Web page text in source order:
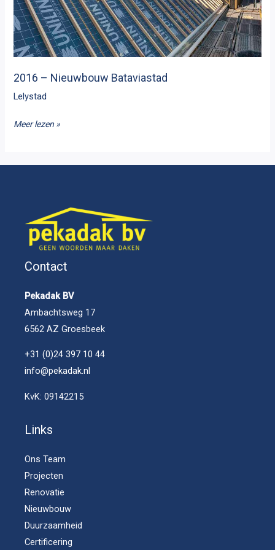
2016 – Nieuwbouw Bataviastad
Lelystad
2016
Meer lezen »
Contact
Pekadak BV
Ambachtsweg 17
6562 AZ Groesbeek
+31 (0)24 397 10 44
info@pekadak.nl
KvK: 09142215
Links
Ons Team
Projecten
Renovatie
Nieuwbouw
Duurzaamheid
Certificering